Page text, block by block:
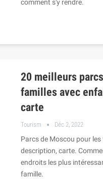
comment s'y rendre.
20 meilleurs
familles avec
carte
Tourism Déc 2, 2022
Parcs de Moscou pour
description, carte.
endroits les plus
famille.